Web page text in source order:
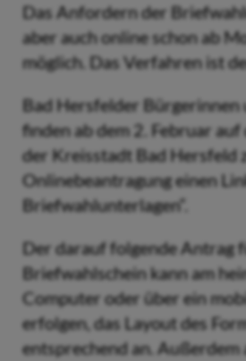
Das Anfordern der
aber auch online schon ab
möglich. Das Verfahren ist
Bad Hersfelder Bürgerinnen
finden ab dem 2. Februar auf
der Kreisstadt Bad Hersfeld
Onlinebeantragung einen
Briefwahlunterlagen“.
Der darauf folgende Antrag
Briefwahlschein kann am
Computer oder über ein
erfolgen, das Layout des
entsprechend an. Außerdem